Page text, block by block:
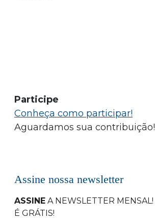
Participe
Conheça como participar!
Aguardamos sua contribuição!
Assine nossa newsletter
ASSINE A NEWSLETTER MENSAL!
É GRÁTIS!